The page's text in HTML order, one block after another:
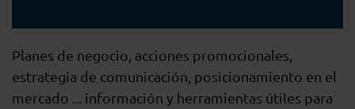
Planes de negocio, acciones promocionales,
estrategia de comunicación, posicionamiento en el
mercado ... información y herramientas útiles para